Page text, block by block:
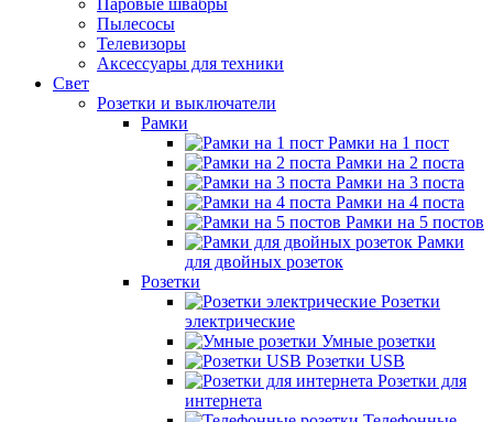
Паровые швабры
Пылесосы
Телевизоры
Аксессуары для техники
Свет
Розетки и выключатели
Рамки
Рамки на 1 пост
Рамки на 2 поста
Рамки на 3 поста
Рамки на 4 поста
Рамки на 5 постов
Рамки
для двойных розеток
Розетки
Розетки
электрические
Умные розетки
Розетки USB
Розетки для
интернета